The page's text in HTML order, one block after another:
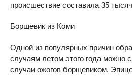
происшествие составила 35
Борщевик из Коми
Одной из популярных причин
случаям летом этого года можно
случаи ожогов борщевиком.